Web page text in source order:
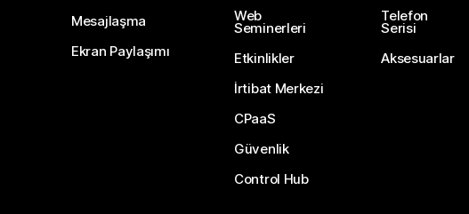
Mesajlaşma
Ekran Paylaşımı
Web
Seminerleri
Etkinlikler
İrtibat Merkezi
CPaaS
Güvenlik
Control Hub
Telefon
Serisi
Aksesuarlar